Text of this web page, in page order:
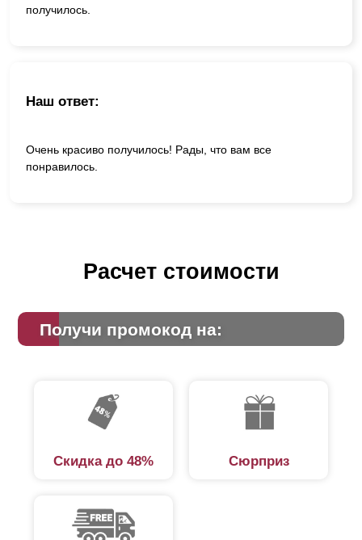
получилось.
Наш ответ:
Очень красиво получилось! Рады, что вам все
понравилось.
Расчет стоимости
Получи промокод на:
Скидка до 48% Сюрприз